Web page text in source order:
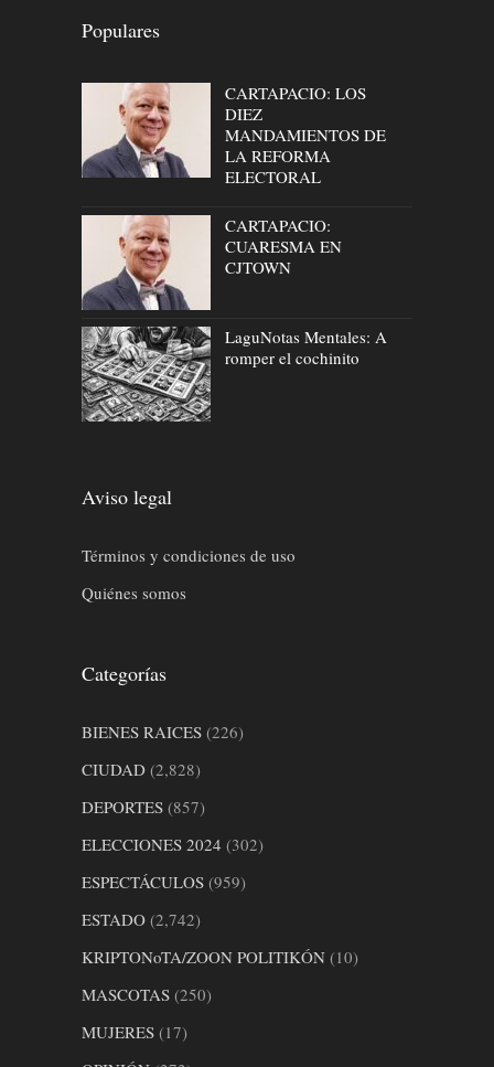
Populares
CARTAPACIO: LOS
DIEZ
MANDAMIENTOS DE
LA REFORMA
ELECTORAL
CARTAPACIO:
CUARESMA EN
CJTOWN
LaguNotas Mentales: A
romper el cochinito
Aviso legal
Términos y condiciones de uso
Quiénes somos
Categorías
BIENES RAICES (226)
CIUDAD (2,828)
DEPORTES (857)
ELECCIONES 2024 (302)
ESPECTÁCULOS (959)
ESTADO (2,742)
KRIPTONoTA/ZOON POLITIKÓN (10)
MASCOTAS (250)
MUJERES (17)